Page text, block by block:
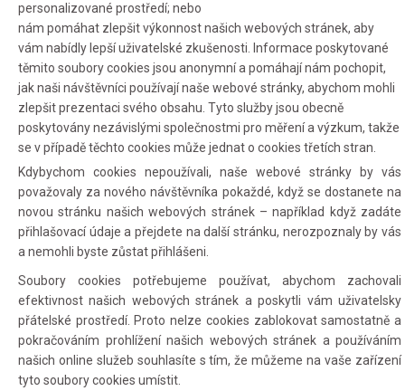
personalizované prostředí; nebo
nám pomáhat zlepšit výkonnost našich webových stránek, aby
vám nabídly lepší uživatelské zkušenosti. Informace poskytované
těmito soubory cookies jsou anonymní a pomáhají nám pochopit,
jak naši návštěvníci používají naše webové stránky, abychom mohli
zlepšit prezentaci svého obsahu. Tyto služby jsou obecně
poskytovány nezávislými společnostmi pro měření a výzkum, takže
se v případě těchto cookies může jednat o cookies třetích stran.
Kdybychom cookies nepoužívali, naše webové stránky by vás
považovaly za nového návštěvníka pokaždé, když se dostanete na
novou stránku našich webových stránek – například když zadáte
přihlašovací údaje a přejdete na další stránku, nerozpoznaly by vás
a nemohli byste zůstat přihlášeni.
Soubory cookies potřebujeme používat, abychom zachovali
efektivnost našich webových stránek a poskytli vám uživatelsky
přátelské prostředí. Proto nelze cookies zablokovat samostatně a
pokračováním prohlížení našich webových stránek a používáním
našich online služeb souhlasíte s tím, že můžeme na vaše zařízení
tyto soubory cookies umístit.